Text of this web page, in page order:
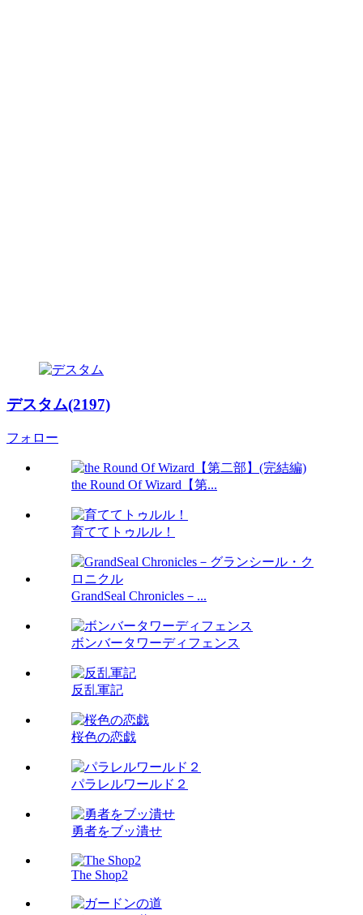
デスタム(2197)
フォロー
the Round Of Wizard【第...
育ててトゥルル！
GrandSeal Chronicles－...
ボンバータワーディフェンス
反乱軍記
桜色の恋戯
パラレルワールド２
勇者をブッ潰せ
The Shop2